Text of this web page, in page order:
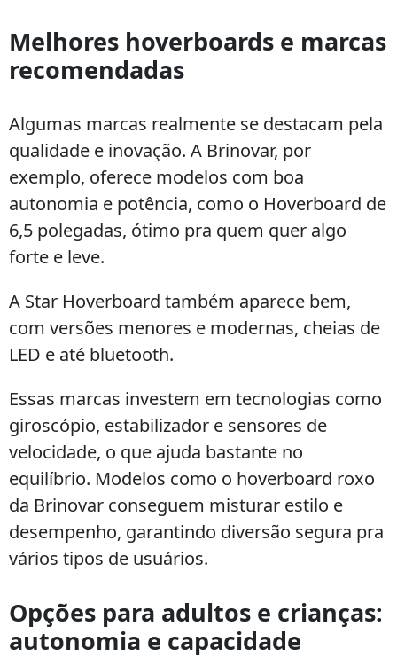
Melhores hoverboards e marcas
recomendadas
Algumas marcas realmente se destacam pela
qualidade e inovação. A Brinovar, por
exemplo, oferece modelos com boa
autonomia e potência, como o Hoverboard de
6,5 polegadas, ótimo pra quem quer algo
forte e leve.
A Star Hoverboard também aparece bem,
com versões menores e modernas, cheias de
LED e até bluetooth.
Essas marcas investem em tecnologias como
giroscópio, estabilizador e sensores de
velocidade, o que ajuda bastante no
equilíbrio. Modelos como o hoverboard roxo
da Brinovar conseguem misturar estilo e
desempenho, garantindo diversão segura pra
vários tipos de usuários.
Opções para adultos e crianças:
autonomia e capacidade